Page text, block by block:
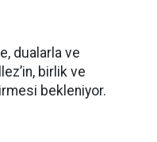
dualarla ve
birlik ve
bekleniyor.